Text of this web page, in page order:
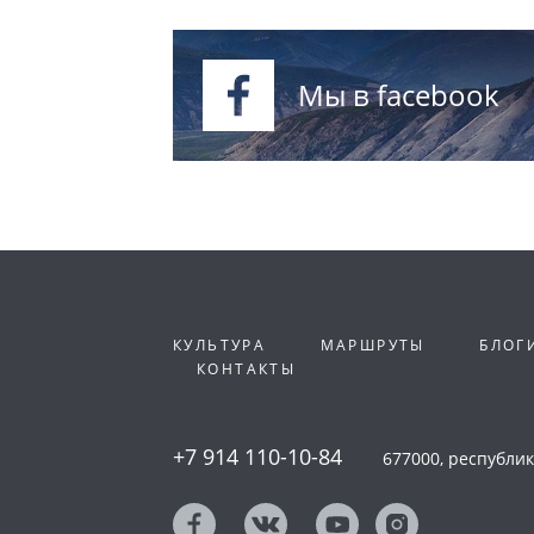
Мы в facebook
КУЛЬТУРА МАРШРУТЫ
КОНТАКТЫ
+7 914 110-10-84 677000,